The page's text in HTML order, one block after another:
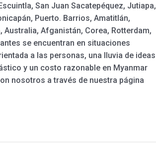
San Juan Sacatepéquez, Jutiapa,
Puerto. Barrios, Amatitlán,
Afganistán, Corea, Rotterdam,
se encuentran en situaciones
a las personas, una lluvia de ideas
y un costo razonable en Myanmar
nosotros a través de nuestra página